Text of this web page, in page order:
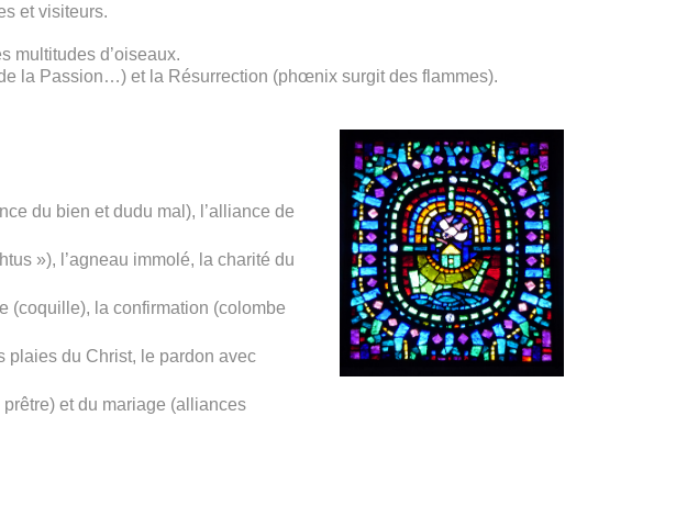
et visiteurs.
multitudes d’oiseaux.
la Passion…) et la Résurrection (phœnix surgit des flammes).
du bien et dudu mal), l’alliance de
»), l’agneau immolé, la charité du
(coquille), la confirmation (colombe
plaies du Christ, le pardon avec
et du mariage (alliances